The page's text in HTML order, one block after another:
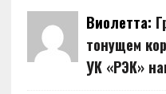
Виолетта:
тонущем
УК «РЭК»